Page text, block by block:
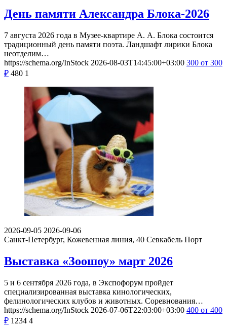
День памяти Александра Блока-2026
7 августа 2026 года в Музее-квартире А. А. Блока состоится
традиционный день памяти поэта. Ландшафт лирики Блока
неотделим…
https://schema.org/InStock 2026-08-03T14:45:00+03:00 300 от 300
₽ 480 1
2026-09-05 2026-09-06
Санкт-Петербург, Кожевенная линия, 40 Севкабель Порт
Выставка «Зоошоу» март 2026
5 и 6 сентября 2026 года, в Экспофорум пройдет
специализированная выставка кинологических,
фелинологических клубов и животных. Соревнования…
https://schema.org/InStock 2026-07-06T22:03:00+03:00 400 от 400
₽ 1234 4